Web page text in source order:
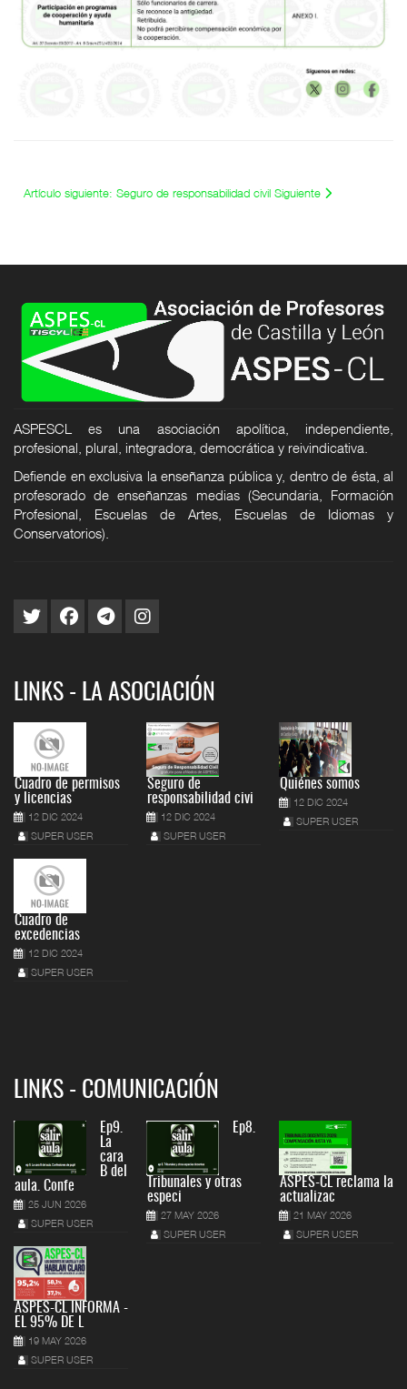
Artículo siguiente: Seguro de responsabilidad civil Siguiente
ASPESCL es una asociación apolítica, independiente,
profesional, plural, integradora, democrática y reivindicativa.
Defiende en exclusiva la enseñanza pública y, dentro de ésta, al
profesorado de enseñanzas medias (Secundaria, Formación
Profesional, Escuelas de Artes, Escuelas de Idiomas y
Conservatorios).
LINKS - LA ASOCIACIÓN
Cuadro de permisos
y licencias
12 DIC 2024
SUPER USER
Cuadro de
excedencias
12 DIC 2024
SUPER USER
Seguro de
responsabilidad civi
12 DIC 2024
SUPER USER
Quiénes somos
12 DIC 2024
SUPER USER
LINKS - COMUNICACIÓN
Ep9.
La
cara
B del
aula. Confe
25 JUN 2026
SUPER USER
ASPES-CL INFORMA -
EL 95% DE L
19 MAY 2026
SUPER USER
Ep8.
Tribunales y otras
especi
27 MAY 2026
SUPER USER
ASPES-CL reclama la
actualizac
21 MAY 2026
SUPER USER